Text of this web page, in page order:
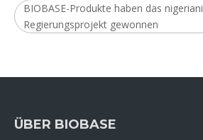
BIOBASE-Produkte haben das
Regierungsprojekt gewonnen
ÜBER BIOBASE